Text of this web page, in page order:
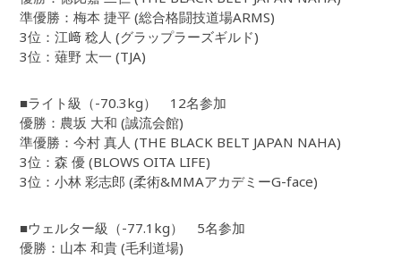
準優勝：梅本 捷平 (総合格闘技道場ARMS)
3位：江﨑 稔人 (グラップラーズギルド)
3位：薙野 太一 (TJA)
■ライト級（-70.3kg） 12名参加
優勝：農坂 大和 (誠流会館)
準優勝：今村 真人 (THE BLACK BELT JAPAN NAHA)
3位：森 優 (BLOWS OITA LIFE)
3位：小林 彩志郎 (柔術&MMAアカデミーG-face)
■ウェルター級（-77.1kg） 5名参加
優勝：山本 和貴 (毛利道場)